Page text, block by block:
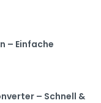
– Einfache
– Schnell &